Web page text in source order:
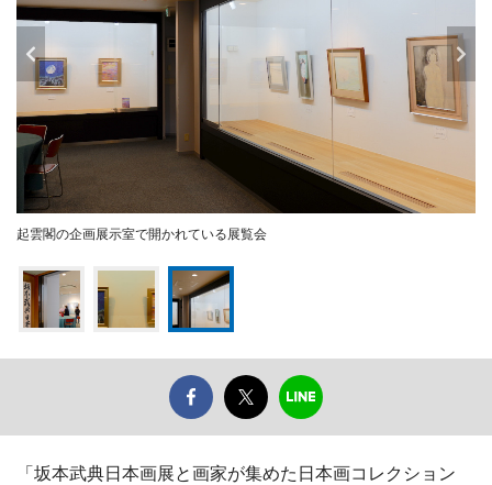
起雲閣の企画展示室で開かれている展覧会
「坂本武典日本画展と画家が集めた日本画コレクション